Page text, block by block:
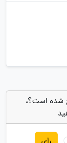
شده است؟،